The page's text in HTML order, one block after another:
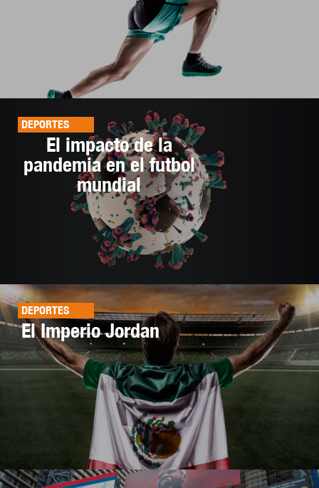
DEPORTES
El impacto de la
pandemia en el futbol
mundial
DEPORTES
El Imperio Jordan